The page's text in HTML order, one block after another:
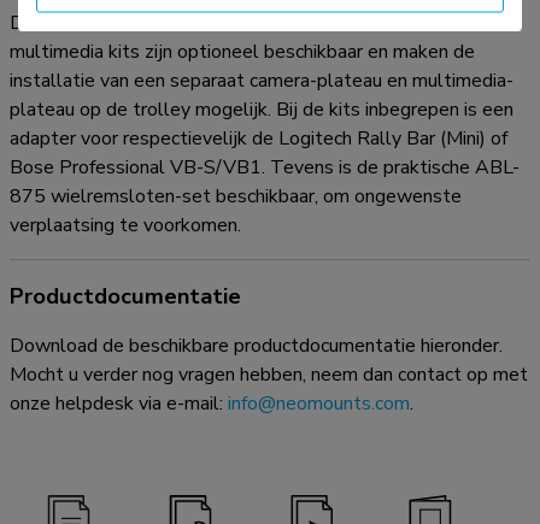
De universele AFLS-825BL1 en AV1-825BL videobar &
multimedia kits zijn optioneel beschikbaar en maken de
installatie van een separaat camera-plateau en multimedia-
plateau op de trolley mogelijk. Bij de kits inbegrepen is een
adapter voor respectievelijk de Logitech Rally Bar (Mini) of
Bose Professional VB-S/VB1. Tevens is de praktische ABL-
875 wielremsloten-set beschikbaar, om ongewenste
verplaatsing te voorkomen.
Productdocumentatie
Download de beschikbare productdocumentatie hieronder.
Mocht u verder nog vragen hebben, neem dan contact op met
onze helpdesk via e-mail: info@neomounts.com.